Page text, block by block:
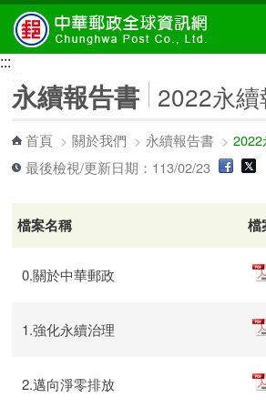
跳到主要內容區塊
:::
永續報告書 2022永
首頁 >關於我們 > 永續報告書 >
最後檢視/更新日期：113/02/23
檔案名稱 檔
0.關於中華郵政
1.強化永續治理
2.邁向淨零排放